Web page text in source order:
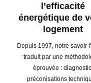
l’efficacité
énergétique de
logement
Depuis 1997, notre savoir-
traduit par une
éprouvée : diagnostic,
préconisations